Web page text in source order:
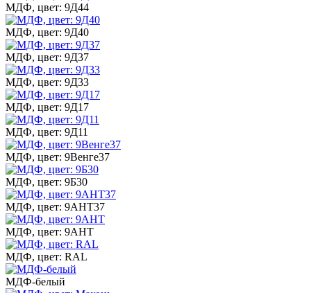
МДФ, цвет: 9Д44
МДФ, цвет: 9Д40
МДФ, цвет: 9Д37
МДФ, цвет: 9Д33
МДФ, цвет: 9Д17
МДФ, цвет: 9Д11
МДФ, цвет: 9Венге37
МДФ, цвет: 9Б30
МДФ, цвет: 9АНТ37
МДФ, цвет: 9АНТ
МДФ, цвет: RAL
МДФ-белый